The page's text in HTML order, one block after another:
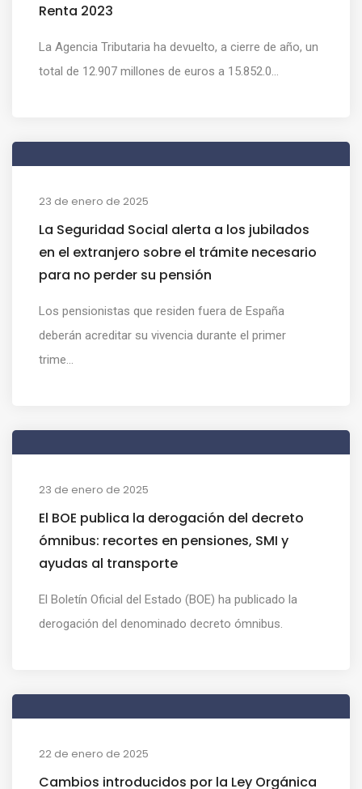
Renta 2023
La Agencia Tributaria ha devuelto, a cierre de año, un
total de 12.907 millones de euros a 15.852.0...
23 de enero de 2025
La Seguridad Social alerta a los jubilados
en el extranjero sobre el trámite necesario
para no perder su pensión
Los pensionistas que residen fuera de España
deberán acreditar su vivencia durante el primer
trime...
23 de enero de 2025
El BOE publica la derogación del decreto
ómnibus: recortes en pensiones, SMI y
ayudas al transporte
El Boletín Oficial del Estado (BOE) ha publicado la
derogación del denominado decreto ómnibus.
22 de enero de 2025
Cambios introducidos por la Ley Orgánica